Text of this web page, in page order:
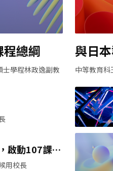
總綱
學程林政逸副教
啟動107課綱
用校長
與日
書
中等教育